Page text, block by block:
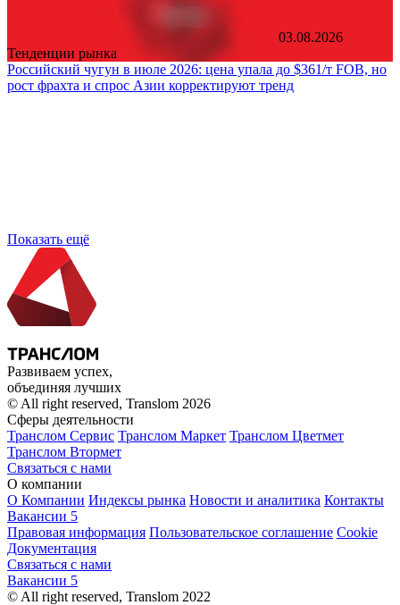
03.08.2026
Тенденции рынка
Российский чугун в июле 2026: цена упала до $361/т FOB, но
рост фрахта и спрос Азии корректируют тренд
Показать ещё
Развиваем успех,
объединяя лучших
© All right reserved, Translom 2026
Сферы деятельности
Транслом Сервис Транслом Маркет Транслом Цветмет
Транслом Втормет
Связаться с нами
О компании
О Компании Индексы рынка Новости и аналитика Контакты
Вакансии 5
Правовая информация Пользовательское соглашение Cookie
Документация
Связаться с нами
Вакансии 5
© All right reserved, Translom 2022